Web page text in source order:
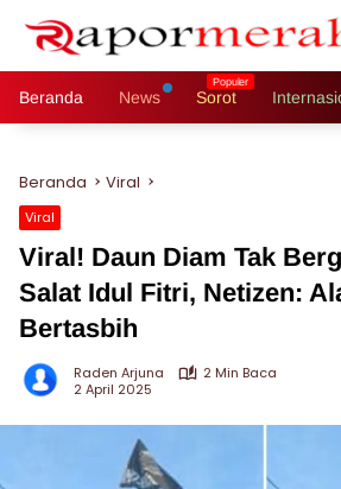
Beranda News Sorot
Beranda Viral
Viral
Viral! Daun Diam Tak
Salat Idul Fitri, Netizen:
Bertasbih
Raden Arjuna
2 Min Baca
2 April 2025